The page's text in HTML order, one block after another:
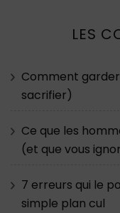
LES
Comment
sacrifier)
Ce que les
(et que vous
7 erreurs qui le
simple plan cul